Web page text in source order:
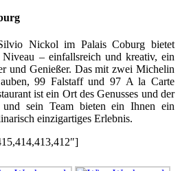
Nickol im Palais Coburg bietet
– einfallsreich und kreativ, ein
und Genießer. Das mit zwei Michelin
99 Falstaff und 97 A la Carte
ist ein Ort des Genusses und der
sein Team bieten ein Ihnen ein
einzigartiges Erlebnis.